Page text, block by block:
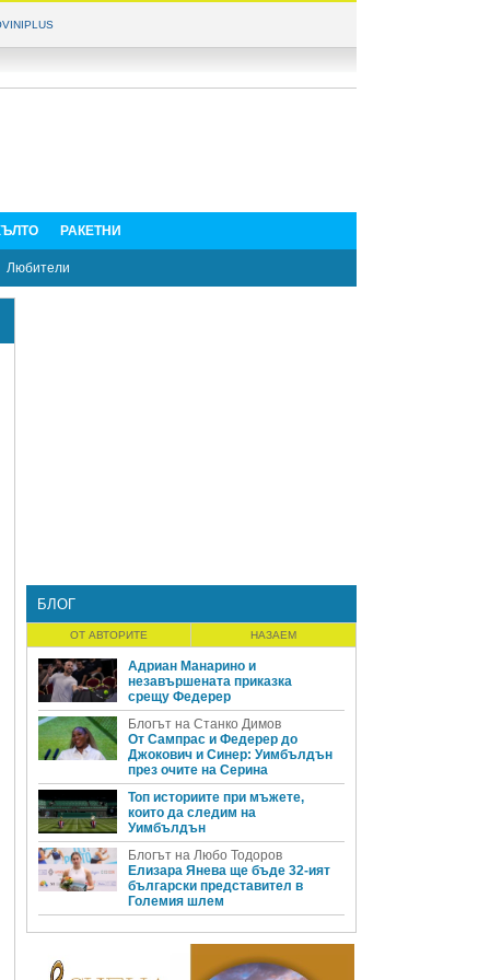
РАКЕТНИ
Любители
БЛОГ
ОТ АВТОРИТЕ НАЗАЕМ
Адриан Манарино и
незавършената приказка
срещу Федерер
Блогът на Станко Димов
От Сампрас и Федерер до
Джокович и Синер: Уимбълдън
през очите на Серина
Топ историите при мъжете,
които да следим на
Уимбълдън
Блогът на Любо Тодоров
Елизара Янева ще бъде 32-ият
български представител в
Големия шлем